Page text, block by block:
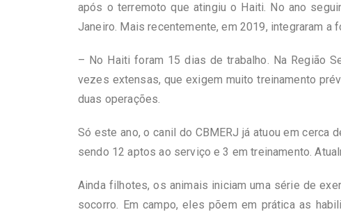
após o terremoto que atingiu o Haiti. No ano
Janeiro. Mais recentemente, em 2019, integraram a
– No Haiti foram 15 dias de trabalho. Na Região
vezes extensas, que exigem muito treinamento
duas operações.
Só este ano, o canil do CBMERJ já atuou em cerca
sendo 12 aptos ao serviço e 3 em treinamento.
Ainda filhotes, os animais iniciam uma série de
socorro. Em campo, eles põem em prática as